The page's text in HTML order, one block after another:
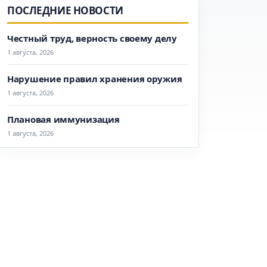
ПОСЛЕДНИЕ НОВОСТИ
Честный труд, верность своему делу
1 августа, 2026
Нарушение правил хранения оружия
1 августа, 2026
Плановая иммунизация
1 августа, 2026